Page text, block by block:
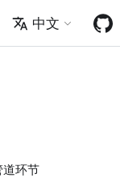
中文
道环节